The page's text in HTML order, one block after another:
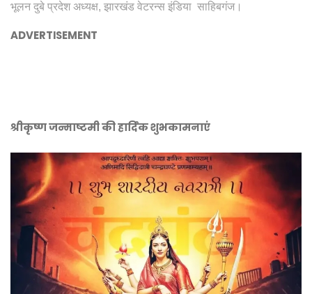
भूलन दुबे प्रदेश अध्यक्ष, झारखंड वेटरन्स इंडिया साहिबगंज।
ADVERTISEMENT
श्रीकृष्ण जन्माष्टमी की हार्दिक शुभकामनाएं